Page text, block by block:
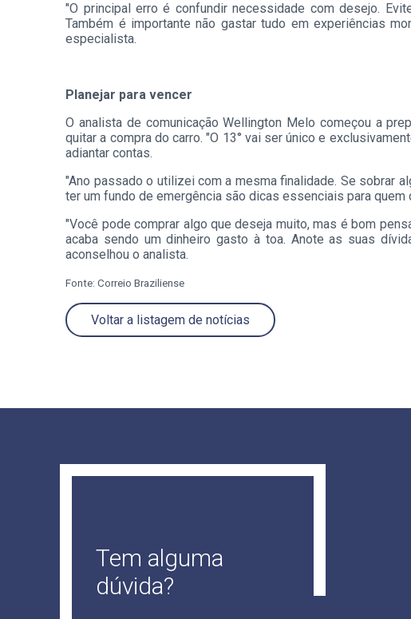
"O principal erro é confundir necessidade com desejo.
Também é importante não gastar tudo em experiências
especialista.
Planejar para vencer
O analista de comunicação Wellington Melo começou a
quitar a compra do carro. "O 13° vai ser único e
adiantar contas.
"Ano passado o utilizei com a mesma finalidade. Se sobrar
ter um fundo de emergência são dicas essenciais para quem
"Você pode comprar algo que deseja muito, mas é bom
acaba sendo um dinheiro gasto à toa. Anote as suas
aconselhou o analista.
Fonte: Correio Braziliense
Voltar a listagem de notícias
Tem alguma
dúvida?